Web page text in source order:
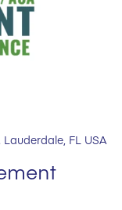
Lauderdale, FL USA